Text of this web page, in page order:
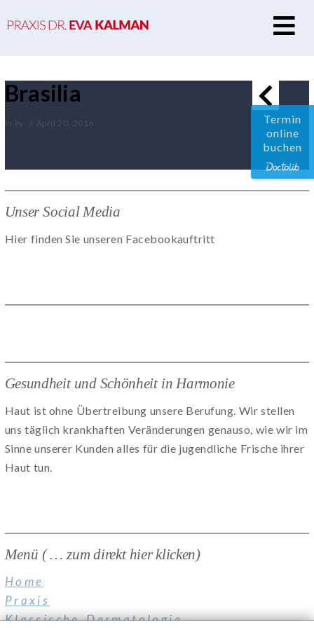
Brasilia
In by April 20, 2016
Unser Social Media
Hier finden Sie unseren Facebookauftritt
Termin
online
buchen
Gesundheit und Schönheit in Harmonie
Haut ist ohne Übertreibung unsere Berufung. Wir stellen
uns täglich krankhaften Veränderungen genauso, wie wir im
Sinne unserer Kunden alles für die jugendliche Frische ihrer
Haut tun.
Menü ( … zum direkt hier klicken)
Home
Praxis
Klassische Dermatologie